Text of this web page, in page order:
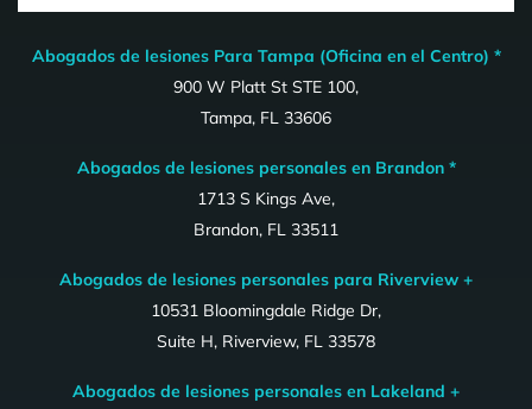
Abogados de lesiones Para Tampa (Oficina en el Centro) *
900 W Platt St STE 100,
Tampa, FL 33606
Abogados de lesiones personales en Brandon *
1713 S Kings Ave,
Brandon, FL 33511
Abogados de lesiones personales para Riverview +
10531 Bloomingdale Ridge Dr,
Suite H, Riverview, FL 33578
Abogados de lesiones personales en Lakeland +